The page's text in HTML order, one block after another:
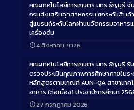
คณะเทคโนโลยีการเกษตร มทร.ธัญบุรี จั
กรมส่งเสริมอุตสาหกรรม ยกระดับสินค้
สู่แบรนด์ระดับโลกผ่านนวัตกรรมอาหารแ
เครื่องดื่ม
4 สิงหาคม 2026
คณะเทคโนโลยีการเกษตร มทร.ธัญบุรี รั
ตรวจประเมินคุณภาพการศึกษาภายในร
หลักสูตรตามเกณฑ์ AUN-QA สาขาเทค
อาหาร (ต่อเนื่อง) ประจำปีการศึกษา
27 กรกฎาคม 2026